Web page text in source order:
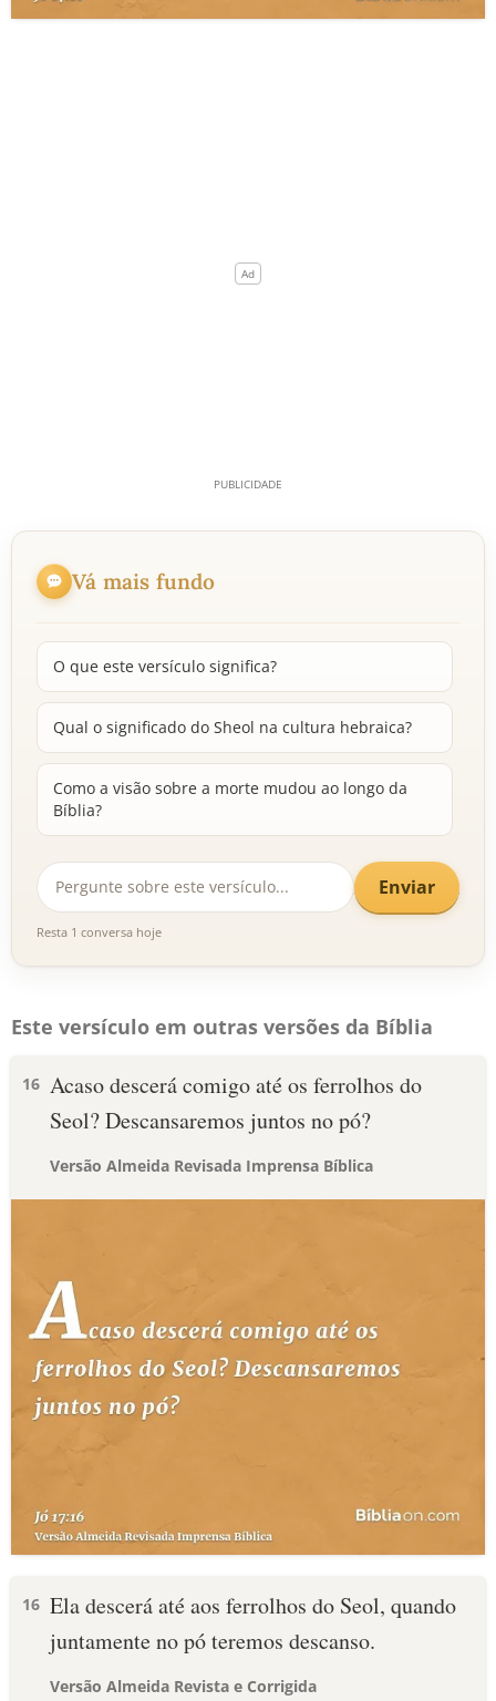
Vá mais fundo
O que este versículo significa?
Qual o significado do Sheol na cultura hebraica?
Como a visão sobre a morte mudou ao longo da
Bíblia?
Enviar
Resta 1 conversa hoje
Este versículo em outras versões da Bíblia
16 Acaso descerá comigo até os ferrolhos do
Seol? Descansaremos juntos no pó?
Versão Almeida Revisada Imprensa Bíblica
16 Ela descerá até aos ferrolhos do Seol, quando
juntamente no pó teremos descanso.
Versão Almeida Revista e Corrigida